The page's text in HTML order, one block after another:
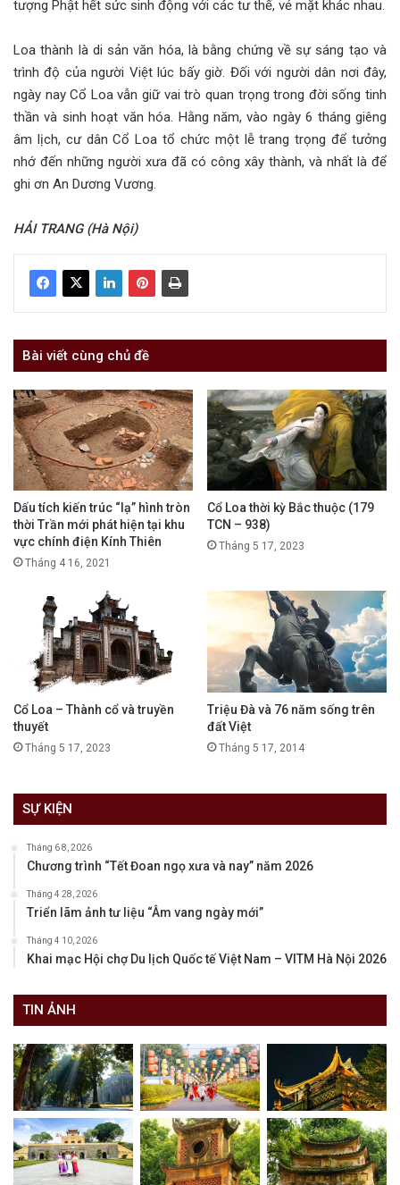
tượng Phật hết sức sinh động với các tư thế, vẻ mặt khác nhau.
Loa thành là di sản văn hóa, là bằng chứng về sự sáng tạo và
trình độ của người Việt lúc bấy giờ. Đối với người dân nơi đây,
ngày nay Cổ Loa vẫn giữ vai trò quan trọng trong đời sống tinh
thần và sinh hoạt văn hóa. Hằng năm, vào ngày 6 tháng giêng
âm lịch, cư dân Cổ Loa tổ chức một lễ trang trọng để tưởng
nhớ đến những người xưa đã có công xây thành, và nhất là để
ghi ơn An Dương Vương.
HẢI TRANG (Hà Nội)
Bài viết cùng chủ đề
Dấu tích kiến trúc “lạ” hình tròn
thời Trần mới phát hiện tại khu
vực chính điện Kính Thiên
Tháng 4 16, 2021
Cổ Loa thời kỳ Bắc thuộc (179
TCN – 938)
Tháng 5 17, 2023
Cổ Loa – Thành cổ và truyền
thuyết
Tháng 5 17, 2023
Triệu Đà và 76 năm sống trên
đất Việt
Tháng 5 17, 2014
SỰ KIỆN
Tháng 6 8, 2026
Chương trình “Tết Đoan ngọ xưa và nay” năm 2026
Tháng 4 28, 2026
Triển lãm ảnh tư liệu “Âm vang ngày mới”
Tháng 4 10, 2026
Khai mạc Hội chợ Du lịch Quốc tế Việt Nam – VITM Hà Nội 2026
TIN ẢNH